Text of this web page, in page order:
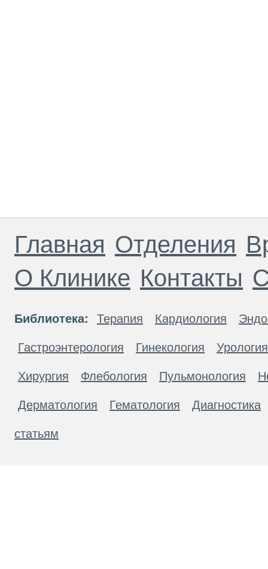
Главная Отделения
О Клинике Контакты
Библиотека: Терапия Кардиология
Гастроэнтерология Гинекология Урология
Хирургия Флебология Пульмонология
Дерматология Гематология Диагностика
статьям